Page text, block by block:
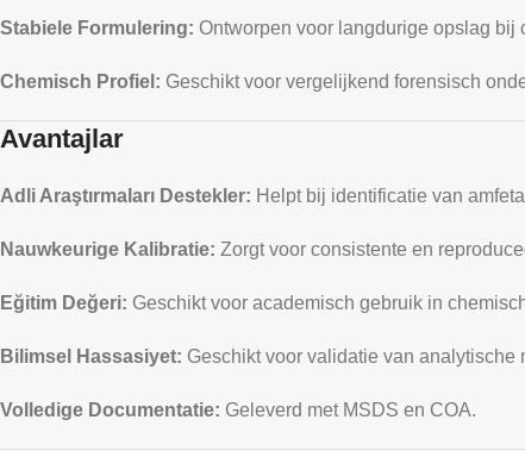
Stabiele Formulering: Ontworpen voor langdurige opslag bij
Chemisch Profiel: Geschikt voor vergelijkend forensisch
Avantajlar
Adli Araştırmaları Destekler: Helpt bij identificatie van
Nauwkeurige Kalibratie: Zorgt voor consistente en
Eğitim Değeri: Geschikt voor academisch gebruik in
Bilimsel Hassasiyet: Geschikt voor validatie van analytische
Volledige Documentatie: Geleverd met MSDS en COA.